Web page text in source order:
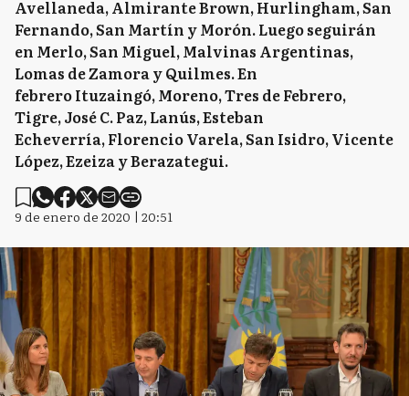
Avellaneda, Almirante Brown, Hurlingham, San
Fernando, San Martín y Morón. Luego seguirán
en Merlo, San Miguel, Malvinas Argentinas,
Lomas de Zamora y Quilmes. En
febrero Ituzaingó, Moreno, Tres de Febrero,
Tigre, José C. Paz, Lanús, Esteban
Echeverría, Florencio Varela, San Isidro, Vicente
López, Ezeiza y Berazategui.
9 de enero de 2020 | 20:51